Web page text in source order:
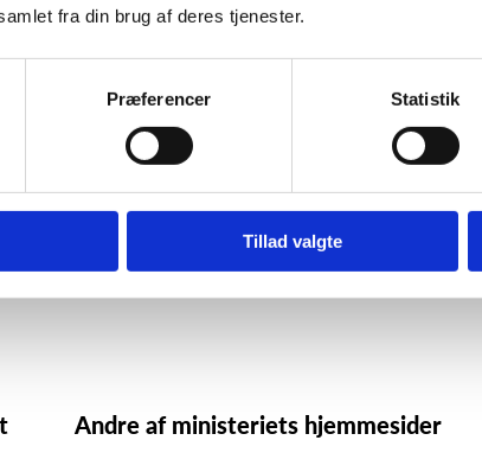
fra din brug af deres tjenester.
Præferencer Statistik
Tillad valgte
Andre af ministeriets hjemmesider